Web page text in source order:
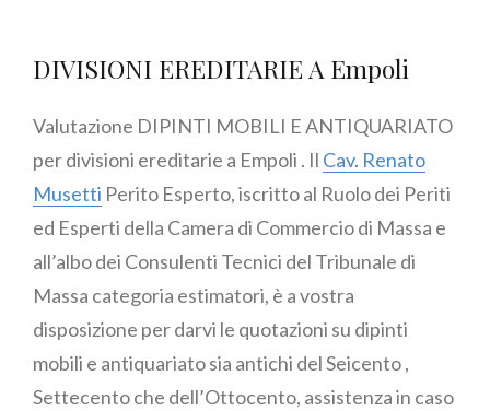
DIVISIONI EREDITARIE A Empoli
Valutazione DIPINTI MOBILI E ANTIQUARIATO
per divisioni ereditarie a Empoli . Il Cav. Renato
Musetti Perito Esperto, iscritto al Ruolo dei Periti
ed Esperti della Camera di Commercio di Massa e
all’albo dei Consulenti Tecnici del Tribunale di
Massa categoria estimatori, è a vostra
disposizione per darvi le quotazioni su dipinti
mobili e antiquariato sia antichi del Seicento ,
Settecento che dell’Ottocento, assistenza in caso